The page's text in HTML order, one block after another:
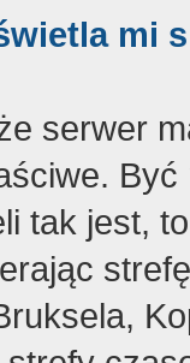
mi
serwer
tak jest,